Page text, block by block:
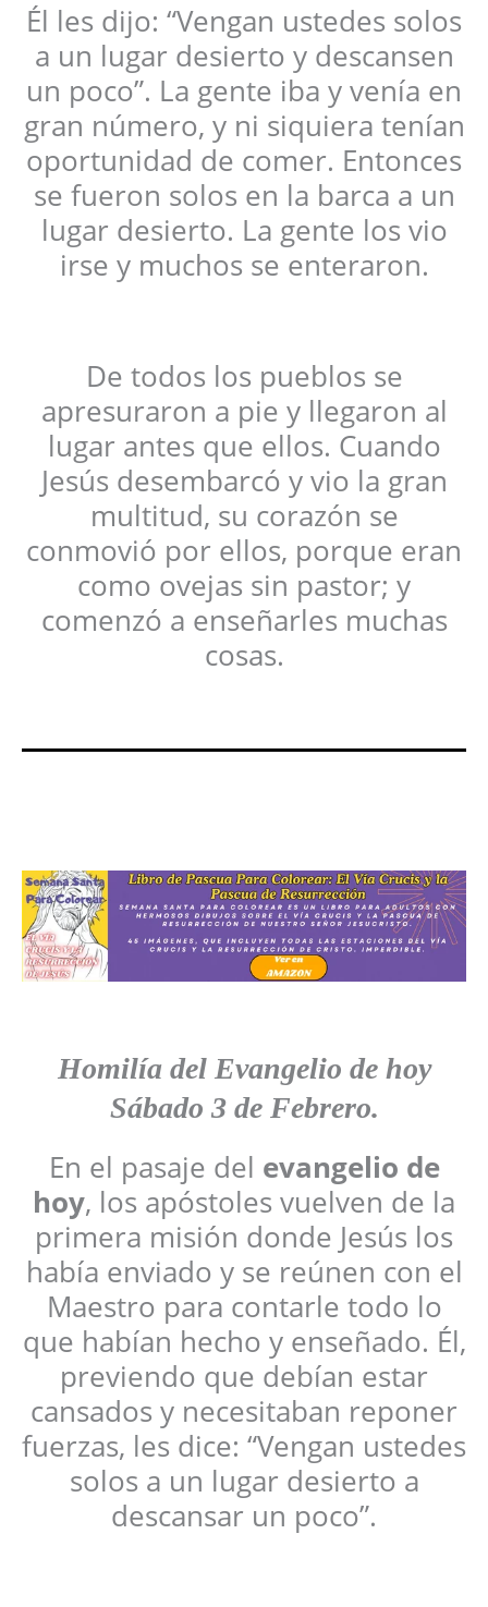
Él les dijo: “Vengan ustedes solos
a un lugar desierto y descansen
un poco”. La gente iba y venía en
gran número, y ni siquiera tenían
oportunidad de comer. Entonces
se fueron solos en la barca a un
lugar desierto. La gente los vio
irse y muchos se enteraron.
De todos los pueblos se
apresuraron a pie y llegaron al
lugar antes que ellos. Cuando
Jesús desembarcó y vio la gran
multitud, su corazón se
conmovió por ellos, porque eran
como ovejas sin pastor; y
comenzó a enseñarles muchas
cosas.
Homilía del Evangelio de hoy
Sábado 3 de Febrero.
En el pasaje del evangelio de
hoy, los apóstoles vuelven de la
primera misión donde Jesús los
había enviado y se reúnen con el
Maestro para contarle todo lo
que habían hecho y enseñado. Él,
previendo que debían estar
cansados y necesitaban reponer
fuerzas, les dice: “Vengan ustedes
solos a un lugar desierto a
descansar un poco”.